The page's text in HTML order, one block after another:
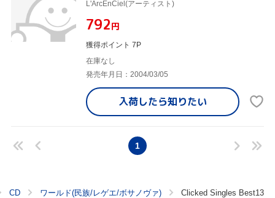
L'ArcEnCiel(アーティスト)
¥792円
獲得ポイント 7P
在庫なし
発売年月日：2004/03/05
入荷したら知りたい
1
CD ワールド(民族/レゲエ/ボサノヴァ) Clicked Singles Best13